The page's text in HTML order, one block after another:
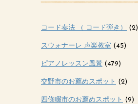
コード奏法 （ コード弾き） (2)
スウォナーレ 声楽教室 (45)
ピアノレッスン風景 (479)
交野市のお薦めスポット (2)
四條畷市のお薦めスポット (9)